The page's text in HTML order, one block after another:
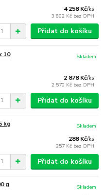
4 258 Kč/ks
3 802 Kč bez DPH
Přidat do košíku
10
2 878 Kč/ks
2 570 Kč bez DPH
Skladem
Přidat do košíku
kg
288 Kč/ks
257 Kč bez DPH
Skladem
Přidat do košíku
g
Skladem